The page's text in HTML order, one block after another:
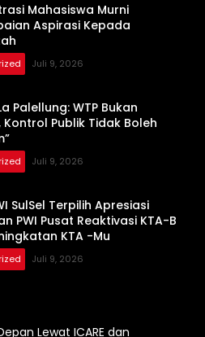
Mahasiswa Murni
Aspirasi Kepada
Juli 9, 2026
Palellung: WTP Bukan
Kontrol Publik Tidak Boleh
Juli 9, 2026
SulSel Terpilih Apresiasi
PWI Pusat Reaktivasi KTA-B
KTA -Mu
Juli 9, 2026
Lewat ICARE dan